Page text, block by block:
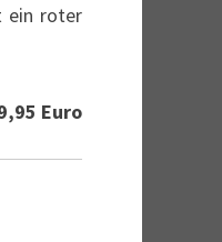
ein roter
Euro